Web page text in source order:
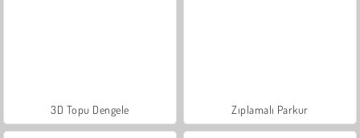
3D Topu Dengele Zıplamalı Parkur